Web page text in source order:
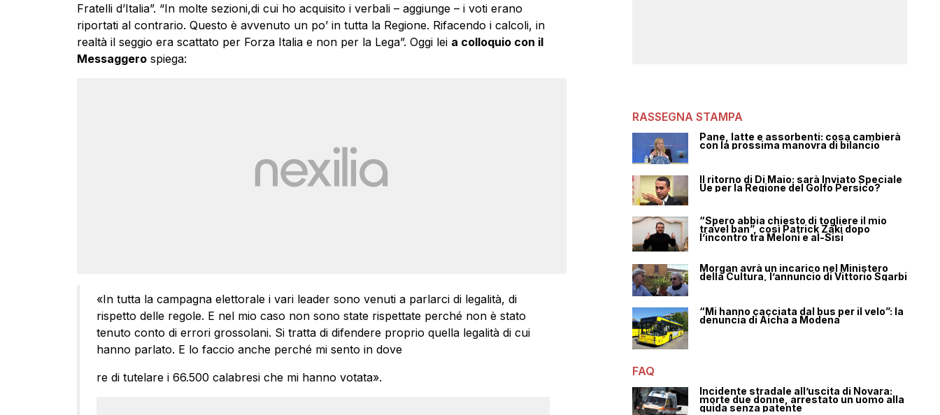
Fratelli d’Italia”. “In molte sezioni,di cui ho acquisito i verbali – aggiunge – i voti erano
riportati al contrario. Questo è avvenuto un po’ in tutta la Regione. Rifacendo i calcoli, in
realtà il seggio era scattato per Forza Italia e non per la Lega”. Oggi lei a colloquio con il
Messaggerospiega:
«In tutta la campagna elettorale i vari leader sono venuti a parlarci di legalità, di
rispetto delle regole. E nel mio caso non sono state rispettate perché non è stato
tenuto conto di errori grossolani. Si tratta di difendere proprio quella legalità di cui
hanno parlato. E lo faccio anche perché mi sento in dove
re di tutelare i 66.500 calabresi che mi hanno votata».
RASSEGNA STAMPA
Pane, latte e assorbenti: cosa cambierà
con la prossima manovra di bilancio
Il ritorno di Di Maio: sarà Inviato Speciale
Ue per la Regione del Golfo Persico?
“Spero abbia chiesto di togliere il mio
travel ban”, così Patrick Zaki dopo
l’incontro tra Meloni e al-Sisi
Morgan avrà un incarico nel Ministero
della Cultura, l’annuncio di Vittorio Sgarbi
“Mi hanno cacciata dal bus per il velo”: la
denuncia di Aicha a Modena
FAQ
Incidente stradale all’uscita di Novara:
morte due donne, arrestato un uomo alla
guida senza patente